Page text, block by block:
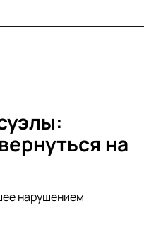
на
нарушением